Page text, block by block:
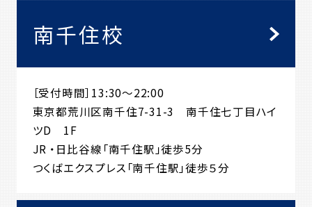
南千住校
［受付時間］13:30～22:00
東京都荒川区南千住7-31-3 南千住七丁目ハイ
ツD 1F
JR ・日比谷線「南千住駅」徒歩5分
つくばエクスプレス「南千住駅」徒歩５分